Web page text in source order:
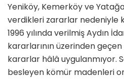
Yeniköy, Kemerköy ve
verdikleri zararlar nedeniyle
1996 yılında verilmiş Aydın
kararlarının üzerinden
kararlar hâlâ uygulanmıyor.
besleyen kömür madenleri